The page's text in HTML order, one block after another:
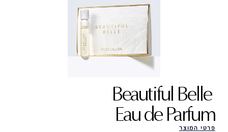
Beautiful Belle ‎
Eau de Parfum
פרטי המוצר